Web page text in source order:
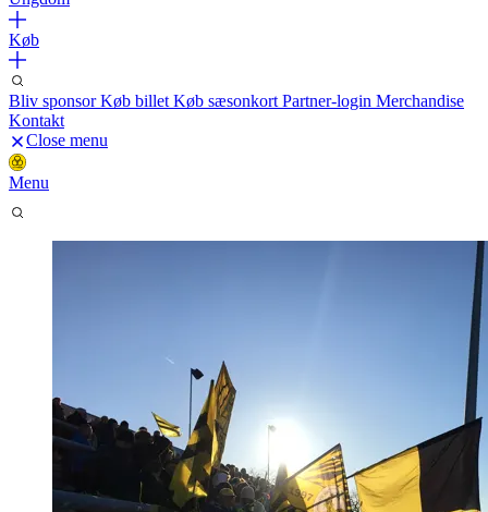
Køb
Bliv sponsorKøb billet Køb sæsonkort Partner-login Merchandise
Kontakt
Close menu
Menu